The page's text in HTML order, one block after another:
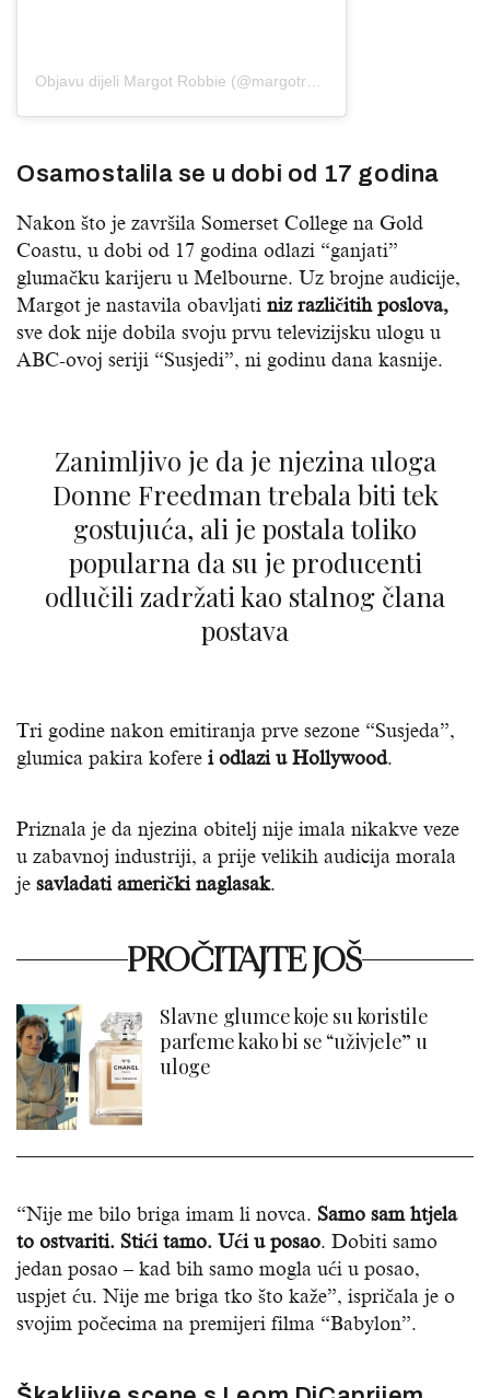
Osamostalila se u dobi od 17 godina
Nakon što je završila Somerset College na Gold
Coastu, u dobi od 17 godina odlazi “ganjati”
glumačku karijeru u Melbourne. Uz brojne audicije,
Margot je nastavila obavljati niz različitih poslova,
sve dok nije dobila svoju prvu televizijsku ulogu u
ABC-ovoj seriji “Susjedi”, ni godinu dana kasnije.
Zanimljivo je da je njezina uloga
Donne Freedman trebala biti tek
gostujuća, ali je postala toliko
popularna da su je producenti
odlučili zadržati kao stalnog člana
postava
Tri godine nakon emitiranja prve sezone “Susjeda”,
glumica pakira kofere i odlazi u Hollywood.
Priznala je da njezina obitelj nije imala nikakve veze
u zabavnoj industriji, a prije velikih audicija morala
je savladati američki naglasak.
PROČITAJTE JOŠ
Slavne glumce koje su koristile
parfeme kako bi se “uživjele” u
uloge
“Nije me bilo briga imam li novca. Samo sam htjela
to ostvariti. Stići tamo. Ući u posao. Dobiti samo
jedan posao – kad bih samo mogla ući u posao,
uspjet ću. Nije me briga tko što kaže”, ispričala je o
svojim počecima na premijeri filma “Babylon”.